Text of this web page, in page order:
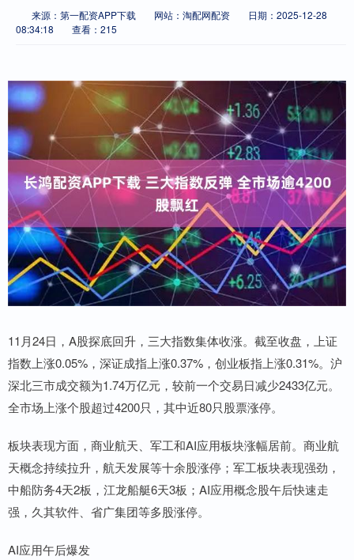
来源：第一配资APP下载 网站：淘配网配资
日期：2025-12-28
08:34:18
查看：215
11月24日，A股探底回升，三大指数集体收涨。截至收盘，上证
指数上涨0.05%，深证成指上涨0.37%，创业板指上涨0.31%。沪
深北三市成交额为1.74万亿元，较前一个交易日减少2433亿元。
全市场上涨个股超过4200只，其中近80只股票涨停。
板块表现方面，商业航天、军工和AI应用板块涨幅居前。商业航
天概念持续拉升，航天发展等十余股涨停；军工板块表现强劲，
中船防务4天2板，江龙船艇6天3板；AI应用概念股午后快速走
强，久其软件、省广集团等多股涨停。
AI应用午后爆发